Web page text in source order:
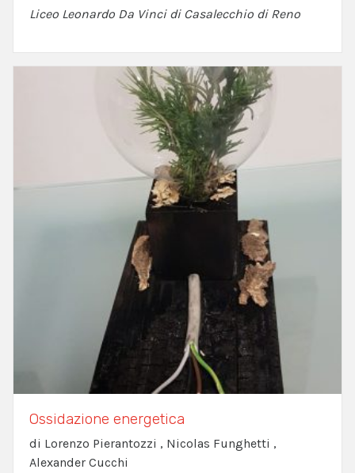
Liceo Leonardo Da Vinci di Casalecchio di Reno
Ossidazione energetica
di Lorenzo Pierantozzi , Nicolas Funghetti ,
Alexander Cucchi